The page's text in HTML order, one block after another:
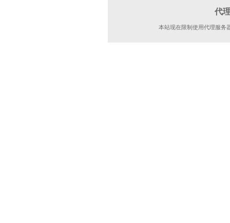
代
本站现在限制使用代理服务